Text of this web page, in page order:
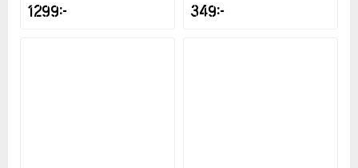
1299kr 349kr